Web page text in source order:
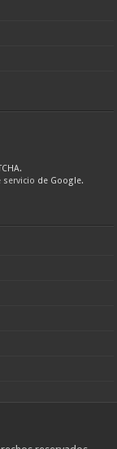
servicio de Google.